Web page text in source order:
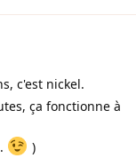
c'est nickel.
ça fonctionne à
)